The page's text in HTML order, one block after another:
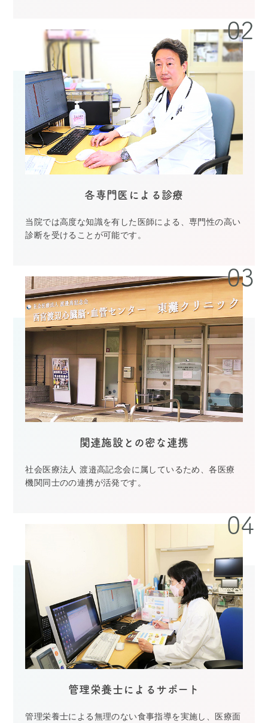
各専門医による診療
当院では高度な知識を有した医師による、専門性の高い
診断を受けることが可能です。
関連施設との密な連携
社会医療法人 渡邉高記念会に属しているため、各医療
機関同士のの連携が活発です。
管理栄養士によるサポート
管理栄養士による無理のない食事指導を実施し、医療面